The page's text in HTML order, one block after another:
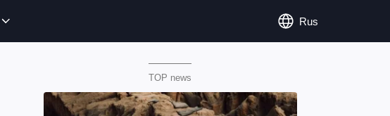
Rus
TOP news